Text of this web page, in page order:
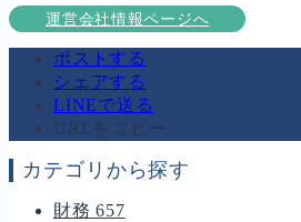
運営会社情報ページへ
ポストする
シェアする
LINEで送る
URLをコピー
カテゴリから探す
財務657